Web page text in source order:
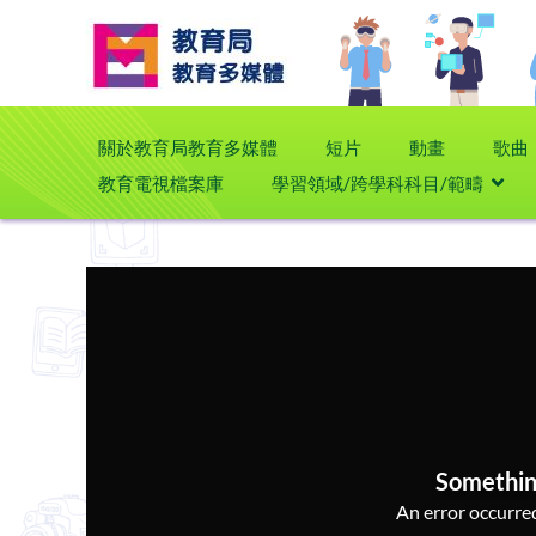
關於教育局教育多媒體 短片 動畫
歌曲
教育電視檔案庫
學習領域/跨學科科目/範疇
An error